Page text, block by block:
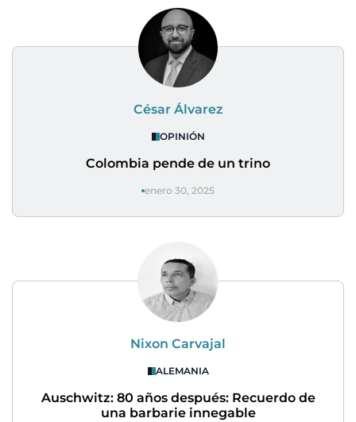
César Álvarez
OPINIÓN
Colombia pende de un trino
enero 30, 2025
Nixon Carvajal
ALEMANIA
Auschwitz: 80 años después: Recuerdo de
una barbarie innegable